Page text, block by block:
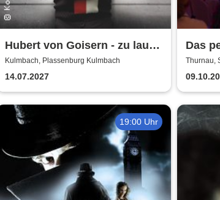
Hubert von Goisern - zu laut!
Tour 2027
Kulmbach, Plassenburg Kulmbach
14.07.2027
Das
Thurnau,
19:00 Uhr